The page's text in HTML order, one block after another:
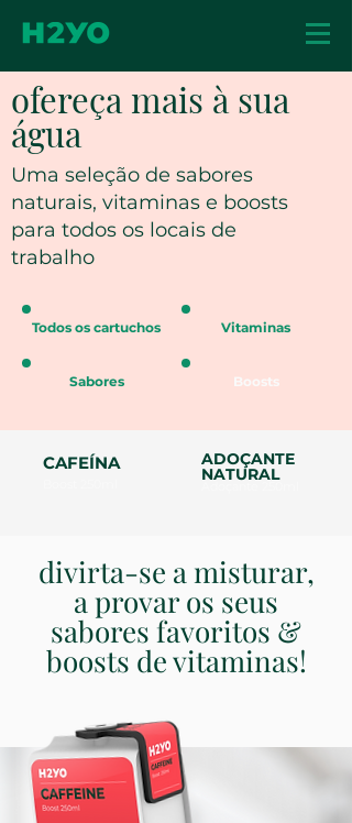
ofereça mais à sua
água
Uma seleção de sabores
naturais, vitaminas e boosts
para todos os locais de
trabalho
Todos os cartuchos Vitaminas
Sabores Boosts
CAFEÍNA ADOÇANTE
NATURAL
divirta-se a misturar,
aprovar os seus
sabores favoritos &
boosts de vitaminas!